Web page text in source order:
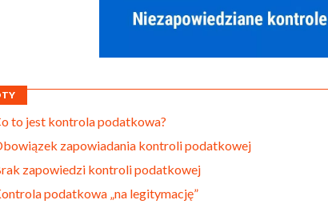
to jest kontrola podatkowa?
zapowiadania kontroli podatkowej
zapowiedzi kontroli podatkowej
podatkowa „na legitymację”